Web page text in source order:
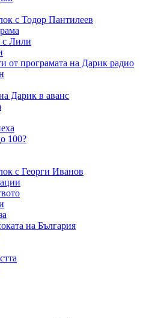
с Тодор Пантилеев
с Лили
от програмата на Дарик радио
Дарик в аванс
100?
с Георги Иванов
на България